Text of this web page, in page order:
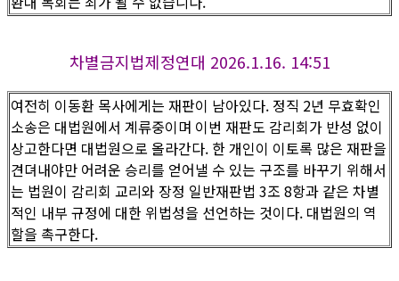
차별금지법제정연대 2026.1.16. 14:51
여전히 이동환 목사에게는 재판이 남아있다. 정직 2년 무효확인
소송은 대법원에서 계류중이며 이번 재판도 감리회가 반성 없이
상고한다면 대법원으로 올라간다. 한 개인이 이토록 많은 재판을
견뎌내야만 어려운 승리를 얻어낼 수 있는 구조를 바꾸기 위해서
는 법원이 감리회 교리와 장정 일반재판법 3조 8항과 같은 차별
적인 내부 규정에 대한 위법성을 선언하는 것이다. 대법원의 역
할을 촉구한다.